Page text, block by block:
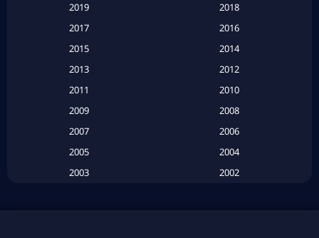
Based on a True Story เรื่องจริง (16)
Based on a True Story เรื่องจริง (20)
2019
2018
2017
2016
2015
2014
2013
2012
2011
2010
2009
2008
2007
2006
2005
2004
2003
2002